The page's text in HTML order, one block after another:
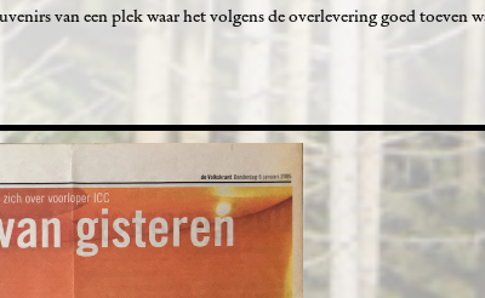
van een plek waar het volgens de overlevering goed toeven